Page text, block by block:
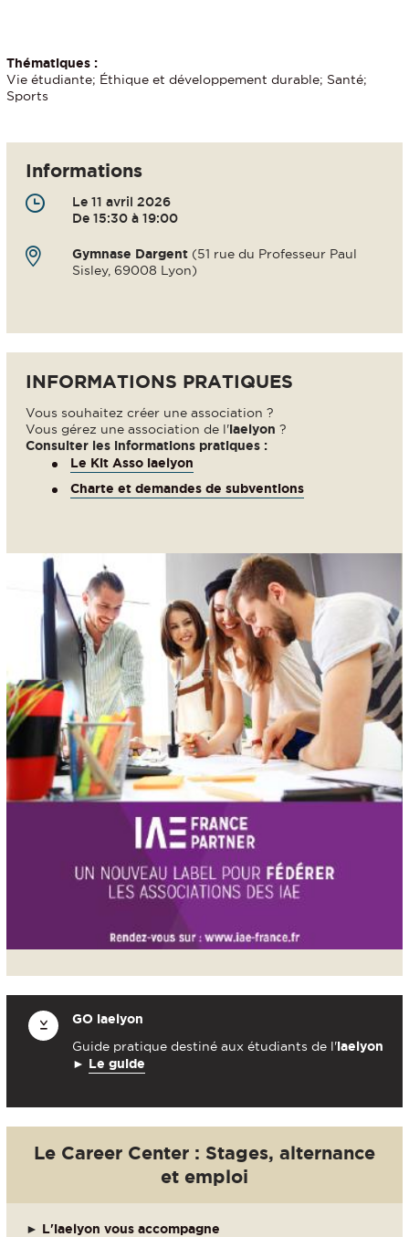
Thématiques :
Vie étudiante; Éthique et développement durable; Santé;
Sports
Informations
Le 11 avril 2026
De 15:30 à 19:00
Gymnase Dargent (51 rue du Professeur Paul
Sisley, 69008 Lyon)
INFORMATIONS PRATIQUES
Vous souhaitez créer une association ?
Vous gérez une association de l'iaelyon ?
Consulter les informations pratiques :
Le Kit Asso iaelyon
Charte et demandes de subventions
GO iaelyon
Guide pratique destiné aux étudiants de l'iaelyon
► Le guide
Le Career Center : Stages, alternance
et emploi
► L'iaelyon vous accompagne